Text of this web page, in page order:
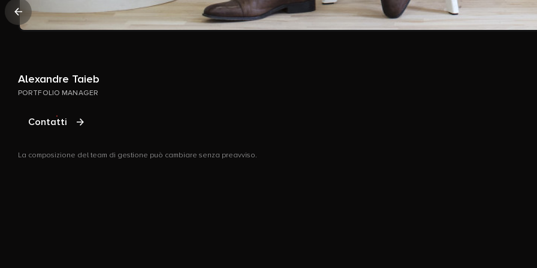
Alexandre Taieb
PORTFOLIO MANAGER
Contatti
La composizione del team di gestione può cambiare senza preavviso.
Precedente